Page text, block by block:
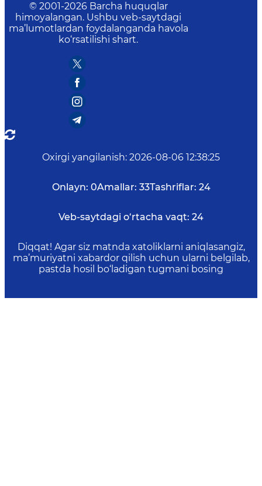
© 2001-2026 Barcha huquqlar
himoyalangan. Ushbu veb-saytdagi
ma’lumotlardan foydalanganda havola
ko‘rsatilishi shart.
Oxirgi yangilanish: 2026-08-06 12:38:25
Onlayn: 0Amallar: 33Tashriflar: 24
Veb-saytdagi o‘rtacha vaqt: 24
Diqqat! Agar siz matnda xatoliklarni aniqlasangiz,
ma’muriyatni xabardor qilish uchun ularni belgilab,
pastda hosil bo‘ladigan tugmani bosing